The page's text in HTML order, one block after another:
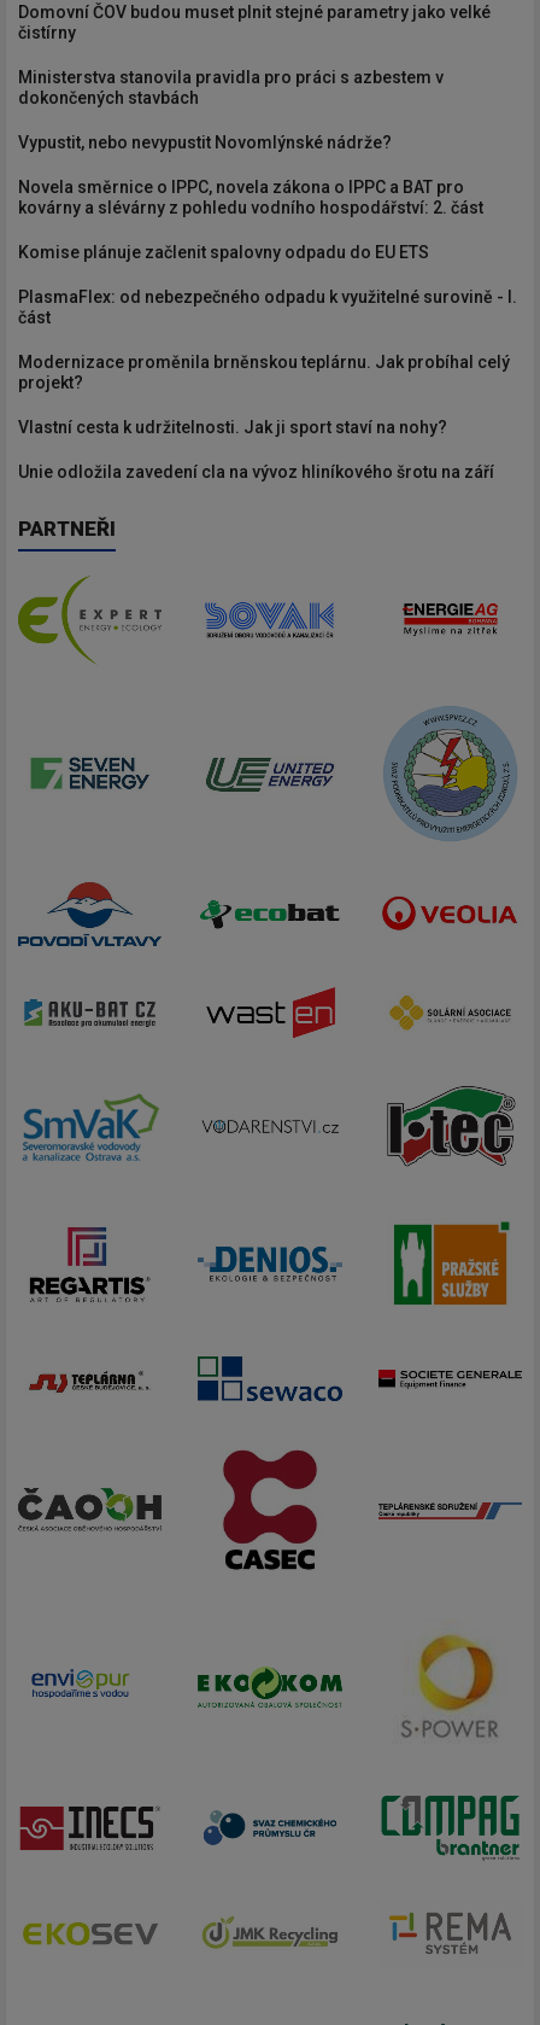
Domovní ČOV budou muset plnit stejné parametry jako velké
čistírny
Ministerstva stanovila pravidla pro práci s azbestem v
dokončených stavbách
Vypustit, nebo nevypustit Novomlýnské nádrže?
Novela směrnice o IPPC, novela zákona o IPPC a BAT pro
kovárny a slévárny z pohledu vodního hospodářství: 2. část
Komise plánuje začlenit spalovny odpadu do EU ETS
PlasmaFlex: od nebezpečného odpadu k využitelné surovině - I.
část
Modernizace proměnila brněnskou teplárnu. Jak probíhal celý
projekt?
Vlastní cesta k udržitelnosti. Jak ji sport staví na nohy?
Unie odložila zavedení cla na vývoz hliníkového šrotu na září
PARTNEŘI